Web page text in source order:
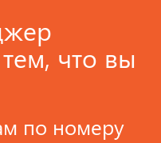
что вы
по номеру